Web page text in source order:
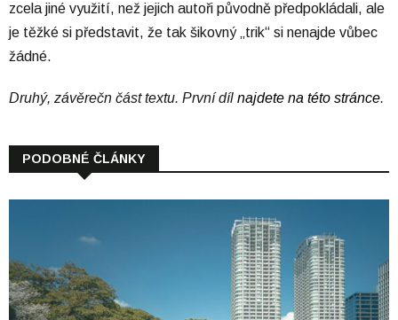
zcela jiné využití, než jejich autoři původně předpokládali, ale
je těžké si představit, že tak šikovný „trik“ si nenajde vůbec
žádné.
Druhý, závěrečn část textu. První díl najdete na této stránce.
PODOBNÉ ČLÁNKY